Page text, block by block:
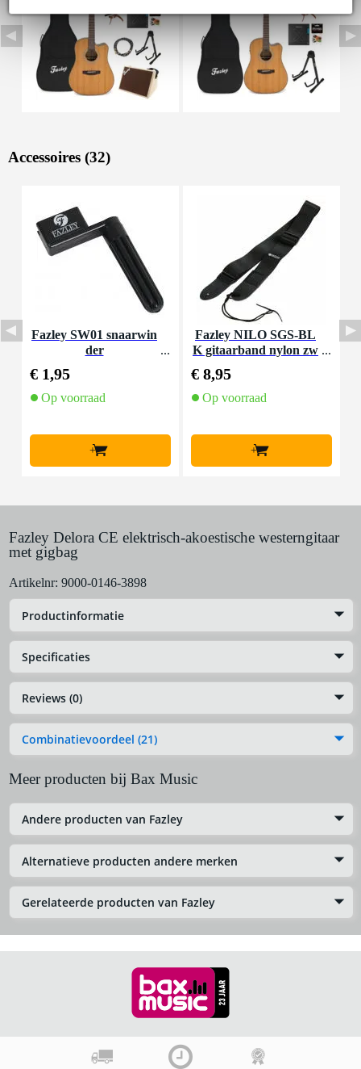
Accessoires (32)
Fazley SW01 snaarwin
der
€ 1,95
Op voorraad
+
Fazley NILO SGS-BL
K gitaarband nylon zw
€ 8,95
Op voorraad
+
Fazley Delora CE elektrisch-akoestische westerngitaar
met gigbag
Artikelnr: 9000-0146-3898
Productinformatie
Specificaties
Reviews (0)
Combinatievoordeel (21)
Meer producten bij Bax Music
Andere producten van Fazley
Alternatieve producten andere merken
Gerelateerde producten van Fazley